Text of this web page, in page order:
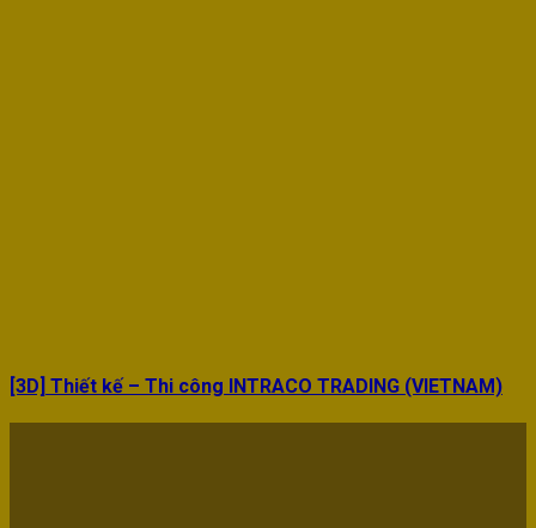
[3D] Thiết kế – Thi công INTRACO TRADING (VIETNAM)